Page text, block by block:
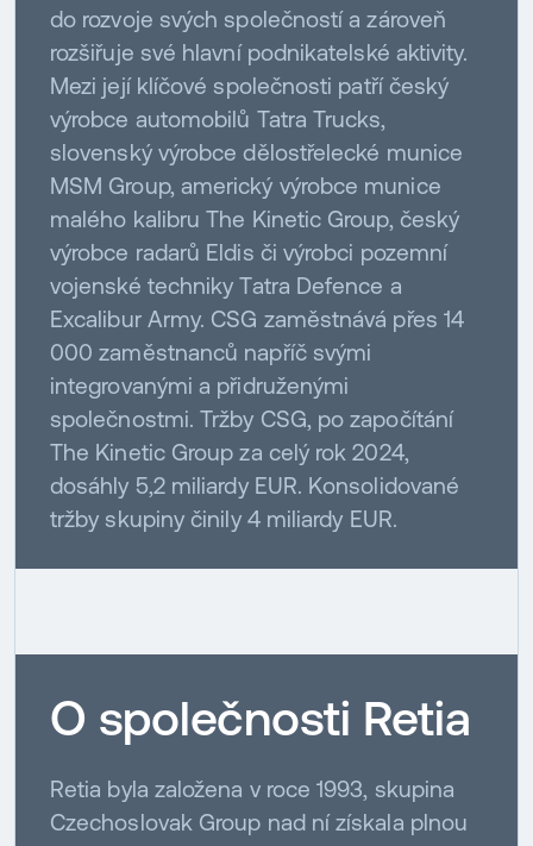
do rozvoje svých společností a zároveň
rozšiřuje své hlavní podnikatelské aktivity.
Mezi její klíčové společnosti patří český
výrobce automobilů Tatra Trucks,
slovenský výrobce dělostřelecké munice
MSM Group, americký výrobce munice
malého kalibru The Kinetic Group, český
výrobce radarů Eldis či výrobci pozemní
vojenské techniky Tatra Defence a
Excalibur Army. CSG zaměstnává přes 14
000 zaměstnanců napříč svými
integrovanými a přidruženými
společnostmi. Tržby CSG, po započítání
The Kinetic Group za celý rok 2024,
dosáhly 5,2 miliardy EUR. Konsolidované
tržby skupiny činily 4 miliardy EUR.
O společnosti Retia
Retia byla založena v roce 1993, skupina
Czechoslovak Group nad ní získala plnou